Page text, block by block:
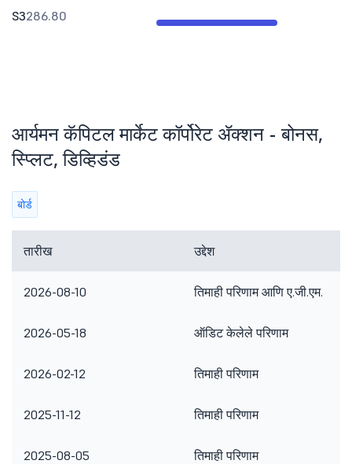
S3286.80
आर्यमन कॅपिटल मार्केट कॉर्पोरेट ॲक्शन - बोनस,
स्प्लिट, डिव्हिडंड
बोर्ड
तारीख उद्देश
2026-08-10 तिमाही परिणाम आणि ए.जी.एम.
2026-05-18 ऑडिट केलेले परिणाम
2026-02-12 तिमाही परिणाम
2025-11-12 तिमाही परिणाम
2025-08-05 तिमाही परिणाम